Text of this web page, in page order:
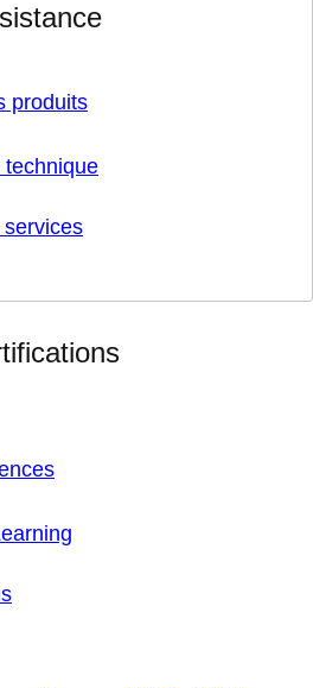
produits
technique